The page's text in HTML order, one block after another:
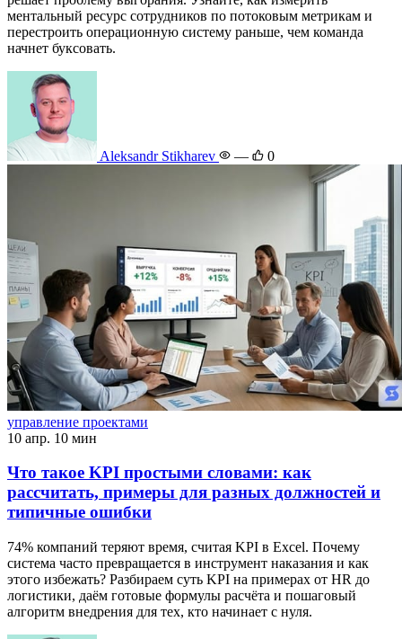
ментальный ресурс сотрудников по потоковым метрикам и
перестроить операционную систему раньше, чем команда
начнет буксовать.
Aleksandr Stikharev — 0
управление проектами
10 апр. 10 мин
Что такое KPI простыми словами: как
рассчитать, примеры для разных должностей и
типичные ошибки
74% компаний теряют время, считая KPI в Excel. Почему
система часто превращается в инструмент наказания и как
этого избежать? Разбираем суть KPI на примерах от HR до
логистики, даём готовые формулы расчёта и пошаговый
алгоритм внедрения для тех, кто начинает с нуля.